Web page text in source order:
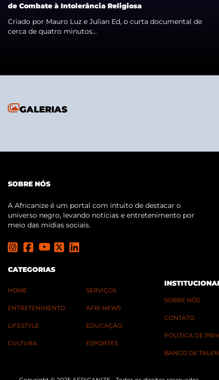
de Combate à Intolerância Religiosa
Criado por Mauro Luz e Julian Ed, o curta documental de
cerca de quatro minutos...
GALERIAS
SOBRE NÓS
A Africanize é um portal com intuito de destacar o
universo negro, levando notícias e entretenimento por
meio das mídias sociais.
CATEGORIAS
HOME
ENTRETENIMENTO
LIFESTYLE
CULTURA
SERVIÇOS
AFRI NEWS
EDUCAÇÃO
ESPORTES
SOBRE NÓS
CONTATO
POLÍTICA DE
BANCO DE